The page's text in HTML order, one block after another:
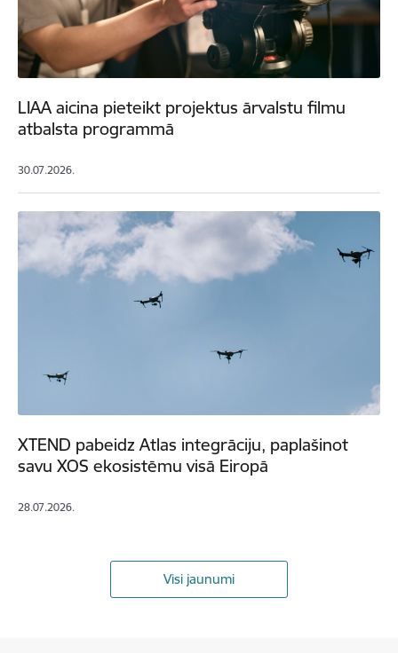
LIAA aicina pieteikt projektus ārvalstu filmu
atbalsta programmā
30.07.2026.
XTEND pabeidz Atlas integrāciju, paplašinot
savu XOS ekosistēmu visā Eiropā
28.07.2026.
Visi jaunumi